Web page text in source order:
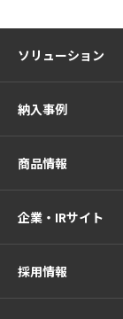
ソリューション
納入事例
商品情報
企業・IRサイト
採用情報